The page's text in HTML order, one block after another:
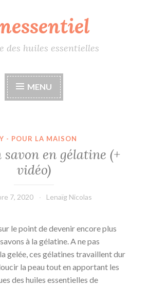
des huiles essentielles
MENU
- POUR LA MAISON
savon en gélatine (+
vidéo)
7, 2020 Lenaïg Nicolas
le point de devenir encore plus
à la gélatine. A ne pas
gelée, ces gélatines travaillent dur
la peau tout en apportant les
des huiles essentielles de